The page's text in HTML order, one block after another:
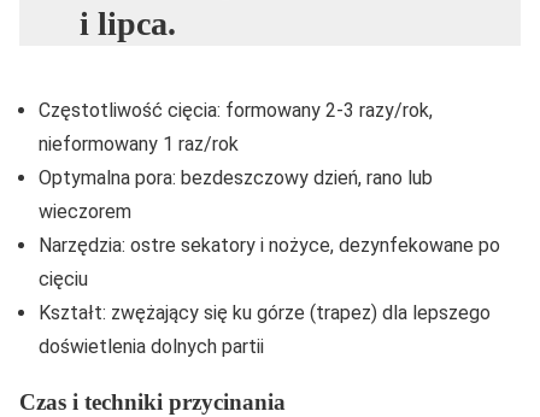
i lipca.
Częstotliwość cięcia: formowany 2-3 razy/rok,
nieformowany 1 raz/rok
Optymalna pora: bezdeszczowy dzień, rano lub
wieczorem
Narzędzia: ostre sekatory i nożyce, dezynfekowane po
cięciu
Kształt: zwężający się ku górze (trapez) dla lepszego
doświetlenia dolnych partii
Czas i techniki przycinania